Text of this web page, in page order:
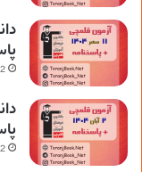
2 روز پیش
2 روز پیش